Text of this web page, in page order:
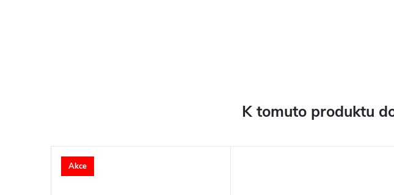
K tomuto produktu
Akce